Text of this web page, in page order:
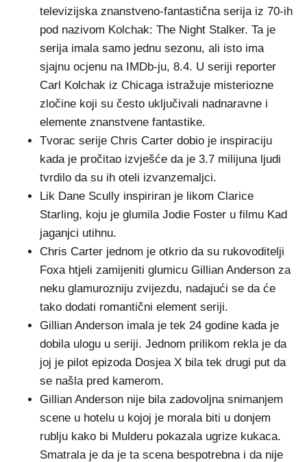
televizijska znanstveno-fantastična serija iz 70-ih
pod nazivom Kolchak: The Night Stalker. Ta je
serija imala samo jednu sezonu, ali isto ima
sjajnu ocjenu na IMDb-ju, 8.4. U seriji reporter
Carl Kolchak iz Chicaga istražuje misteriozne
zločine koji su često uključivali nadnaravne i
elemente znanstvene fantastike.
Tvorac serije Chris Carter dobio je inspiraciju
kada je pročitao izvješće da je 3.7 milijuna ljudi
tvrdilo da su ih oteli izvanzemaljci.
Lik Dane Scully inspiriran je likom Clarice
Starling, koju je glumila Jodie Foster u filmu Kad
jaganjci utihnu.
Chris Carter jednom je otkrio da su rukovoditelji
Foxa htjeli zamijeniti glumicu Gillian Anderson za
neku glamurozniju zvijezdu, nadajući se da će
tako dodati romantični element seriji.
Gillian Anderson imala je tek 24 godine kada je
dobila ulogu u seriji. Jednom prilikom rekla je da
joj je pilot epizoda Dosjea X bila tek drugi put da
se našla pred kamerom.
Gillian Anderson nije bila zadovoljna snimanjem
scene u hotelu u kojoj je morala biti u donjem
rublju kako bi Mulderu pokazala ugrize kukaca.
Smatrala je da je ta scena bespotrebna i da nije